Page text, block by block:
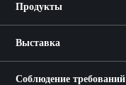
Продукты
Выставка
Соблюдение требований